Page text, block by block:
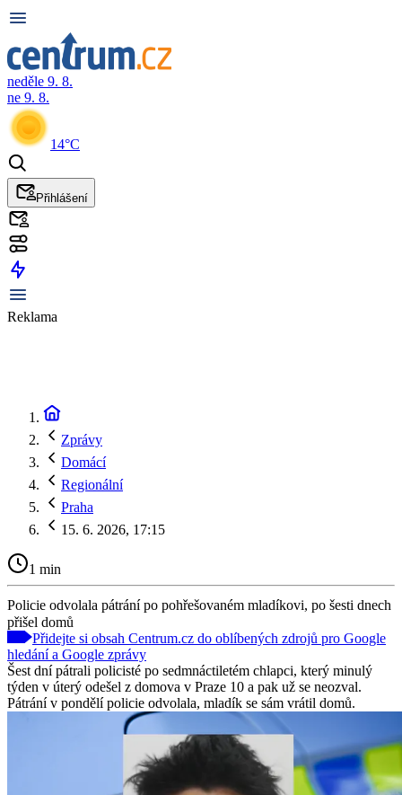
neděle 9. 8.
ne 9. 8.
14°C
Přihlášení
Reklama
Zprávy
Domácí
Regionální
Praha
15. 6. 2026, 17:15
1 min
Policie odvolala pátrání po pohřešovaném mladíkovi, po šesti dnech
přišel domů
Přidejte si obsah Centrum.cz do oblíbených zdrojů pro Google
hledání a Google zprávy
Šest dní pátrali policisté po sedmnáctiletém chlapci, který minulý
týden v úterý odešel z domova v Praze 10 a pak už se neozval.
Pátrání v pondělí policie odvolala, mladík se sám vrátil domů.